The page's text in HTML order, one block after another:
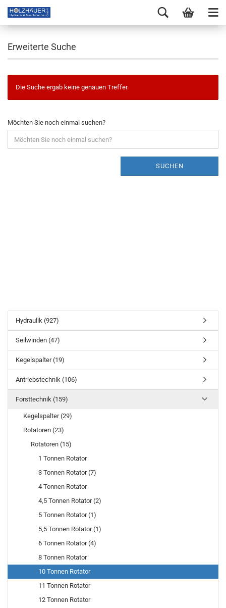
Erweiterte Suche
Die Suche ergab keine genauen Treffer.
Möchten Sie noch einmal suchen?
SUCHEN
Hydraulik (927)
Seilwinden (47)
Kegelspalter (19)
Antriebstechnik (106)
Forsttechnik (159)
Kegelspalter (29)
Rotatoren (23)
Rotatoren (15)
1 Tonnen Rotator
3 Tonnen Rotator (7)
4 Tonnen Rotator
4,5 Tonnen Rotator (2)
5 Tonnen Rotator (1)
5,5 Tonnen Rotator (1)
6 Tonnen Rotator (4)
8 Tonnen Rotator
10 Tonnen Rotator
11 Tonnen Rotator
12 Tonnen Rotator